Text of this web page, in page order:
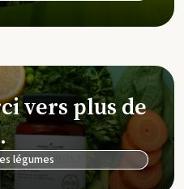
vers plus de
légumes